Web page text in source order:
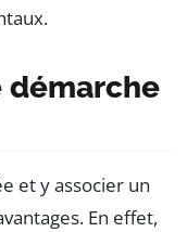
démarche
et y associer un
En effet,